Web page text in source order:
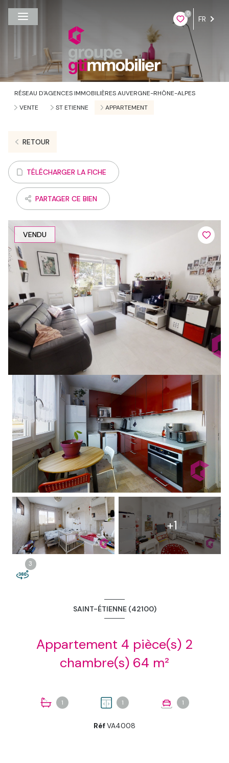
0
FR
RÉSEAU D'AGENCES IMMOBILIÈRES AUVERGNE-RHÔNE-ALPES
VENTE
ST ETIENNE APPARTEMENT
RETOUR
TÉLÉCHARGER LA FICHE
PARTAGER CE BIEN
VENDU
+1
3
1
2
3
SAINT-ÉTIENNE (42100)
Appartement 4 pièce(s) 2
chambre(s) 64 m²
1 1 1
RéfVA4008